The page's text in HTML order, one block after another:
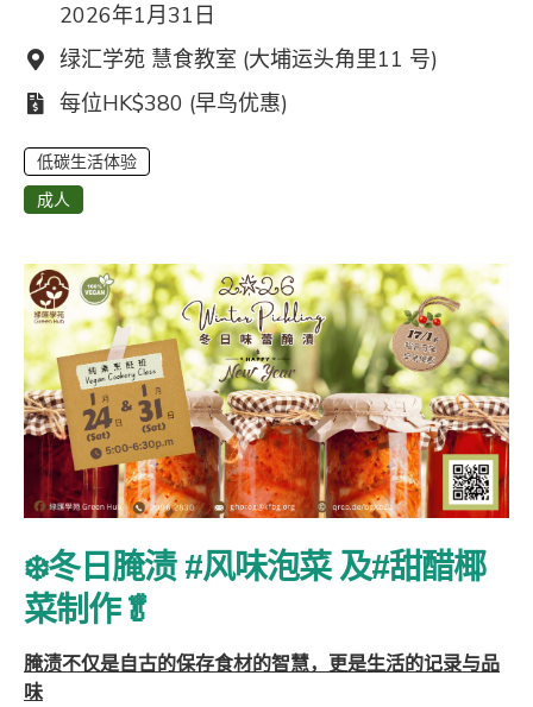
2026年1月31日
地点：
绿汇学苑 慧食教室 (大埔运头角里11 号)
费用：
每位HK$380 (早鸟优惠)
低碳生活体验
成人
❄️冬日腌渍 #风味泡菜 及#甜醋椰
菜制作🥬
腌渍不仅是自古的保存食材的智慧，更是生活的记录与品
味